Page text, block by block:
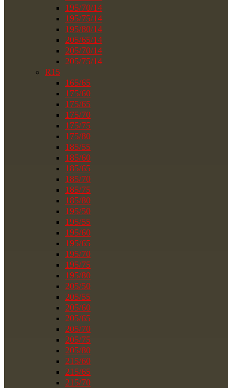
195/70/14
195/75/14
195/80/14
205/65/14
205/70/14
205/75/14
R15
165/65
175/60
175/65
175/70
175/75
175/80
185/55
185/60
185/65
185/70
185/75
185/80
195/50
195/55
195/60
195/65
195/70
195/75
195/80
205/50
205/55
205/60
205/65
205/70
205/75
205/80
215/60
215/65
215/70